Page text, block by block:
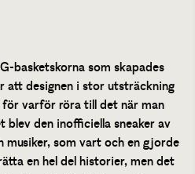
basketskorna som skapades
att designen i stor utsträckning
varför röra till det när man
blev den inofficiella sneaker av
som vart och en gjorde
en hel del historier, men det